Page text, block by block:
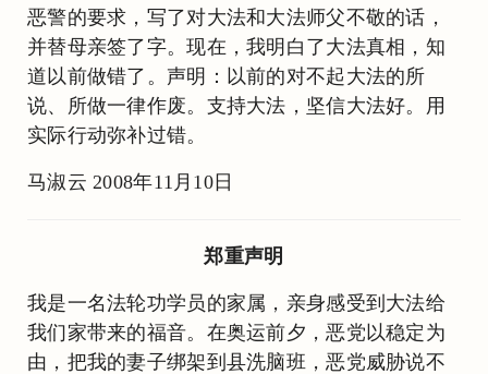
恶警的要求，写了对大法和大法师父不敬的话，
并替母亲签了字。现在，我明白了大法真相，知
道以前做错了。声明：以前的对不起大法的所
说、所做一律作废。支持大法，坚信大法好。用
实际行动弥补过错。
马淑云 2008年11月10日
郑重声明
我是一名法轮功学员的家属，亲身感受到大法给
我们家带来的福音。在奥运前夕，恶党以稳定为
由，把我的妻子绑架到县洗脑班，恶党威胁说不